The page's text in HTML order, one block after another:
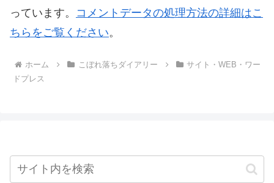
っています。 コメントデータの処理方法の詳細はこ
ちらをご覧ください。
ホーム こぼれ落ちダイアリー
サイト・WEB・ワー
ドプレス